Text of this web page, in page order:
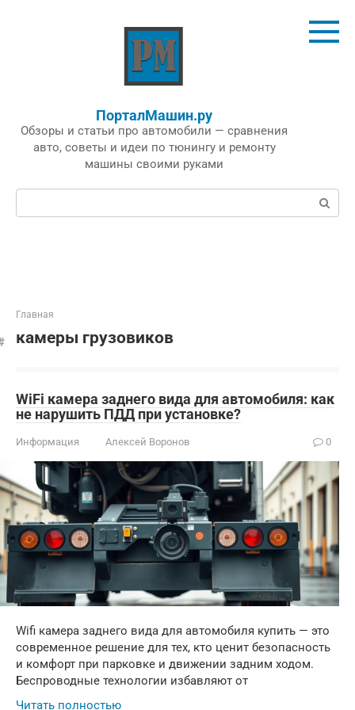
ПорталМашин.ру
Обзоры и статьи про автомобили — сравнения
авто, советы и идеи по тюнингу и ремонту
машины своими руками
Поиск:
Главная
камеры грузовиков
WiFi камера заднего вида для автомобиля: как
не нарушить ПДД при установке?
Информация Алексей Воронов 0
Wifi камера заднего вида для автомобиля купить — это
современное решение для тех, кто ценит безопасность
и комфорт при парковке и движении задним ходом.
Беспроводные технологии избавляют от
Читать полностью